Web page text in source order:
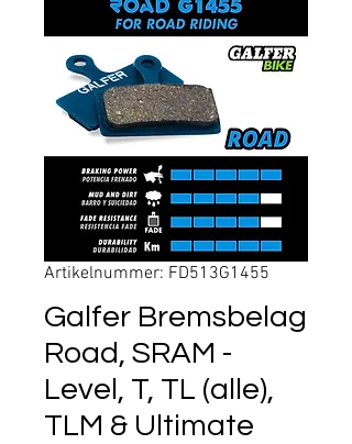
Artikelnummer: FD513G1455
Galfer Bremsbelag
Road, SRAM -
Level, T, TL (alle),
TLM & Ultimate